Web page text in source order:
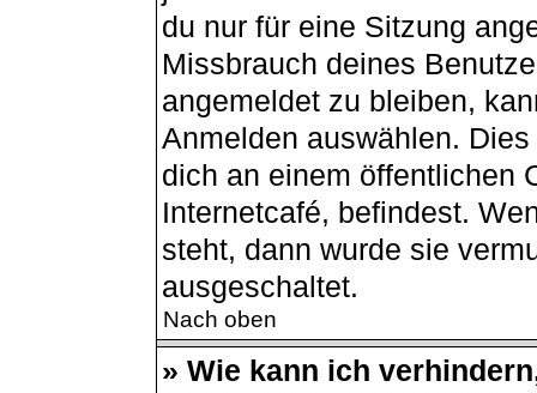
du nur für eine Sitzung
Missbrauch deines
angemeldet zu bleiben,
Anmelden auswählen.
dich an einem öffentlichen
Internetcafé, befindest.
steht, dann wurde sie
ausgeschaltet.
Nach oben
» Wie kann ich